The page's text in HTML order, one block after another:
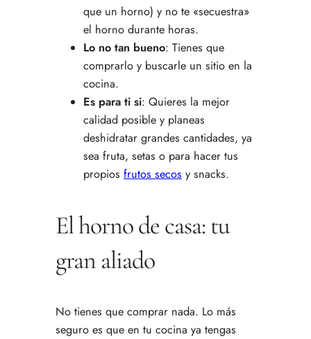
que un horno) y no te «secuestra»
el horno durante horas.
Lo no tan bueno: Tienes que
comprarlo y buscarle un sitio en la
cocina.
Es para ti si: Quieres la mejor
calidad posible y planeas
deshidratar grandes cantidades, ya
sea fruta, setas o para hacer tus
propios frutos secos y snacks.
El horno de casa: tu
gran aliado
No tienes que comprar nada. Lo más
seguro es que en tu cocina ya tengas